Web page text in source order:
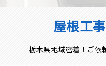
屋根工
栃木県地域密着！ご依